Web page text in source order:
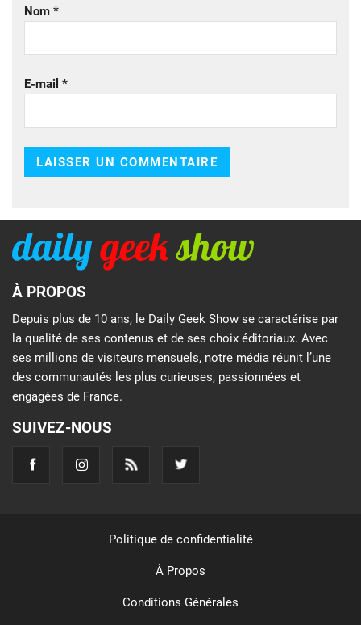
Nom *
E-mail *
À PROPOS
Depuis plus de 10 ans, le Daily Geek Show se caractérise par
la qualité de ses contenus et de ses choix éditoriaux. Avec
ses millions de visiteurs mensuels, notre média réunit l’une
des communautés les plus curieuses, passionnées et
engagées de France.
SUIVEZ-NOUS
Politique de confidentialité
À Propos
Conditions Générales